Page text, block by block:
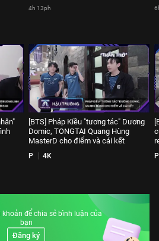
4h 13ph
[BTS] Pháp Kiều "tương tác" Dương
Domic, TONGTAI Quang Hùng
MasterD cho điểm và cái kết
P 4K P
khoản để chia sẻ bình luận của
bạn
Đăng ký